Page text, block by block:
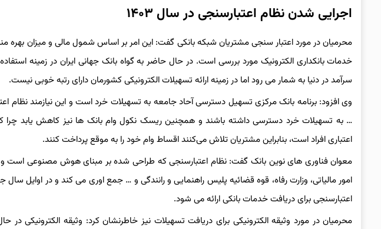
اجرایی شدن نظام اعتبارسنجی در سال ۱۴۰۳
محرمیان در مورد اعتبار سنجی مشتریان شبکه بانکی گفت: این امر بر اساس شمول مالی و میزان بهره
خدمات بانکداری الکترونیک مورد بررسی است. در حال حاضر به گواه بانک جهانی ایران در زمینه
سرآمد در دنیا به شمار می رود اما در زمینه ارائه تسهیلات الکترونیکی کشورمان دارای رتبه خوبی نیست.
وی افزود: برنامه بانک مرکزی تسهیل دسترسی آحاد جامعه به تسهیلات خرد است و این نیازمند نظام
… به تسهیلات خرد دسترسی داشته باشند و همچنین ریسک نکول وام بانک ها نیز کاهش یابد چرا
اعتباری افراد است، بنابراین مشتریان تلاش می‌کنند اقساط وام خود را به موقع پرداخت کنند.
معوان فناوری های نوین بانک گفت: نظام اعتبارسنجی که طراحی شده بر مبنای هوش مصنوعی است و
امور مالیاتی، وزارت رفاه، قوه قضائیه پلیس راهنمایی و رانندگی و … جمع اوری می کند و در اوایل
اعتبارسنجی برای دریافت خدمات بانکی ارائه می شود.
محرمیان در مورد وثیقه الکترونیکی برای دریافت تسهیلات نیز خاطرنشان کرد: وثیقه الکترونیکی